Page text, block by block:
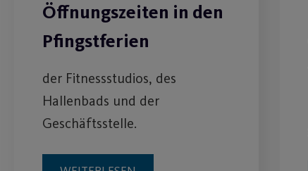
Öffnungszeiten in den
Pfingstferien
der Fitnessstudios, des
Hallenbads und der
Geschäftsstelle.